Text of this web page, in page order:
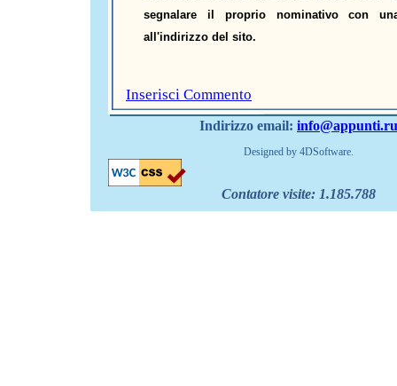
segnalare il proprio nominativo con
all'indirizzo del sito.
Inserisci Commento
Indirizzo email: info@appunti.ru
Designed by 4DSoftware.
Contatore visite: 1.185.788